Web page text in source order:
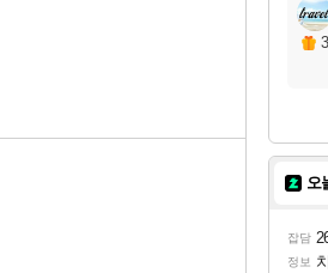
오
잡담
정보